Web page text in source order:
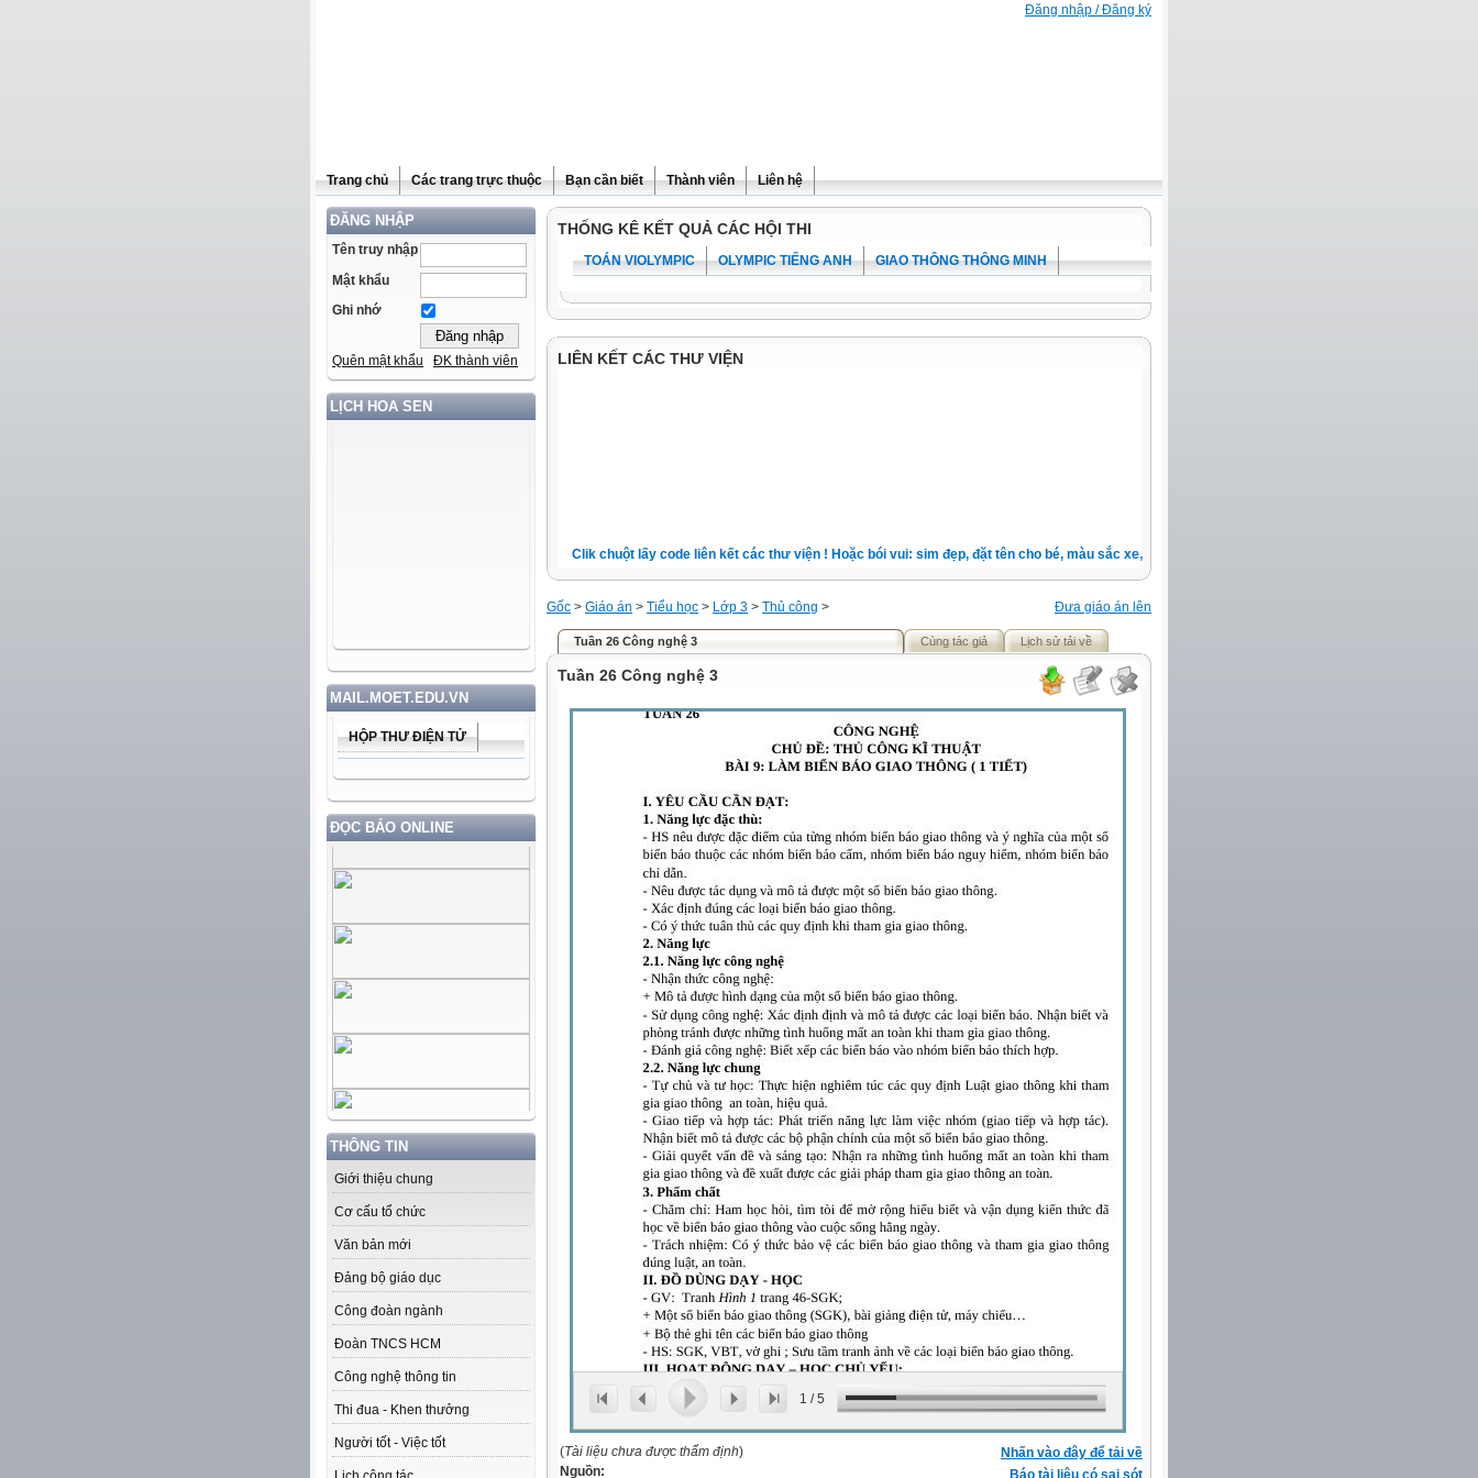
Đăng nhập / Đăng ký
Trang chủ Các trang trực thuộc Bạn cần biết Thành viên Liên hệ
ĐĂNG NHẬP
Tên truy nhập
Mật khẩu
Ghi nhớ
Quên mật khẩu ĐK thành viên
LỊCH HOA SEN
MAIL.MOET.EDU.VN
HỘP THƯ ĐIỆN TỬ
ĐỌC BÁO ONLINE
THÔNG TIN
Giới thiệu chung
Cơ cấu tổ chức
Văn bản mới
Đảng bộ giáo dục
Công đoàn ngành
Đoàn TNCS HCM
Công nghệ thông tin
Thi đua - Khen thưởng
Người tốt - Việc tốt
THỐNG KÊ KẾT QUẢ CÁC HỘI THI
TOÁN VIOLYMPIC OLYMPIC TIẾNG ANH GIAO THÔNG THÔNG MINH
LIÊN KẾT CÁC THƯ VIỆN
Clik chuột lấy code liên kết các thư viện ! Hoặc bói vui: sim đẹp, đặt tên cho bé, màu sắc xe, nốt ruồi, xem tuổi.v.v.v )
Đưa giáo án lên
Gốc > Giáo án > Tiểu học > Lớp 3 > Thủ công >
Tuần 26 Công nghệ 3 Cùng tác giả Lịch sử tải về
Tuần 26 Công nghệ 3
1 /5
Nhấn vào đây để tải về
Báo tài liệu có sai sót
(Tài liệu chưa được thẩm định)
Nguồn: